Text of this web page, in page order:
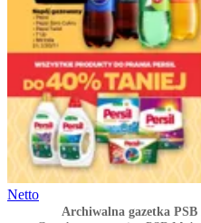
Netto
Archiwalna gazetka